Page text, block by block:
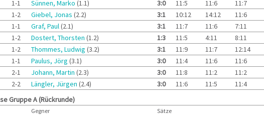
1-1
Sünnen, Marko (1.1) 3:0 11:5 11:6
11:7
1-2 Giebel, Jonas (2.2) 3:1 10:12 14:12 11:6
1-1
Graf, Paul(2.1) 3:1 11:7 11:6 7:11
1-2 Dostert, Thorsten (1.2) 1:3 11:5 4:11 8:11
1-2 Thommes, Ludwig (3.2) 3:1 11:9 11:7 12:14
1-1
Paulus, Jörg (3.1) 3:0 11:4 11:6
11:6
2-1 Johann, Martin (2.3) 3:0 11:8 11:2 11:2
2-2
Längler, Jürgen (2.4) 3:0 11:6 11:5
11:4
Gruppe A (Rückrunde)
Gegner Sätze